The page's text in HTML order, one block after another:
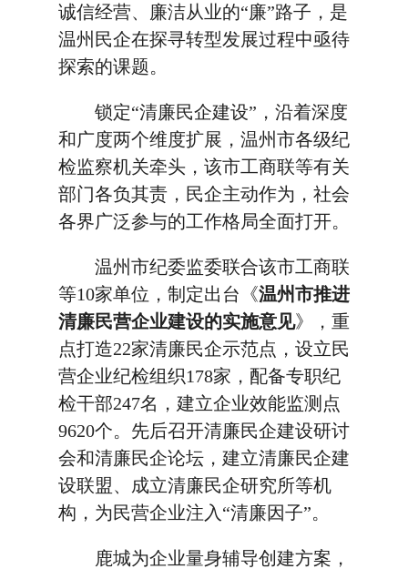
诚信经营、廉洁从业的“廉”路子，是
温州民企在探寻转型发展过程中亟待
探索的课题。
锁定“清廉民企建设”，沿着深度
和广度两个维度扩展，温州市各级纪
检监察机关牵头，该市工商联等有关
部门各负其责，民企主动作为，社会
各界广泛参与的工作格局全面打开。
温州市纪委监委联合该市工商联
等10家单位，制定出台《温州市推进
清廉民营企业建设的实施意见》，重
点打造22家清廉民企示范点，设立民
营企业纪检组织178家，配备专职纪
检干部247名，建立企业效能监测点
9620个。先后召开清廉民企建设研讨
会和清廉民企论坛，建立清廉民企建
设联盟、成立清廉民企研究所等机
构，为民营企业注入“清廉因子”。
鹿城为企业量身辅导创建方案，